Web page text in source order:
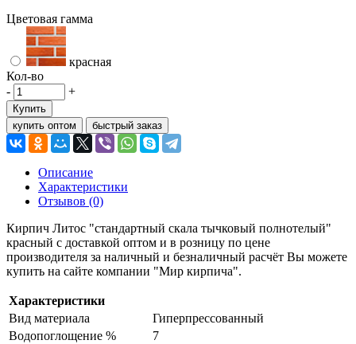
Цветовая гамма
красная
Кол-во
-
+
Купить
купить оптом
быстрый заказ
Описание
Характеристики
Отзывов (0)
Кирпич Литос "стандартный скала тычковый полнотелый"
красный с доставкой оптом и в розницу по цене
производителя за наличный и безналичный расчёт Вы можете
купить на сайте компании "Мир кирпича".
Характеристики
Вид материала
Гиперпрессованный
Водопоглощение %
7